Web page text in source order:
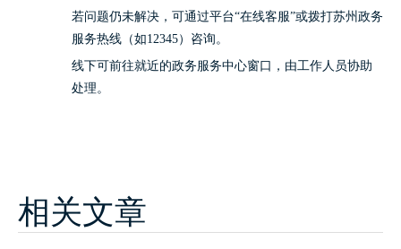
若问题仍未解决，可通过平台“在线客服”或拨打苏州政务
服务热线（如12345）咨询。
线下可前往就近的政务服务中心窗口，由工作人员协助
处理。
相关文章